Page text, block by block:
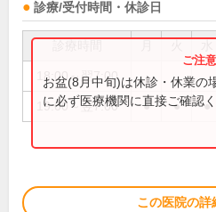
診療/受付時間・休診日
18:00～翌7:00
19:00～翌7:00 ● ● ●
お盆(8月中旬)は休診・休業の
に必ず医療機関に直接ご確認く
この医院の詳